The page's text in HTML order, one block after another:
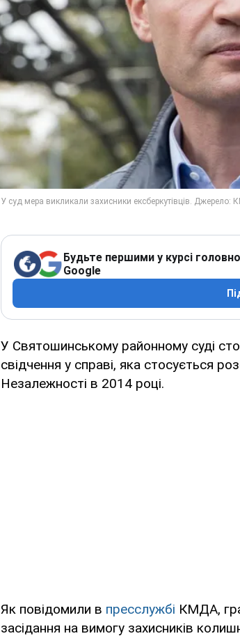
Будьте першими у курсі
Google
У Святошинському районному суді
свідчення у справі, яка стосується
Незалежності в 2014 році.
Як повідомили в пресслужбі КМДА,
засідання на вимогу захисників